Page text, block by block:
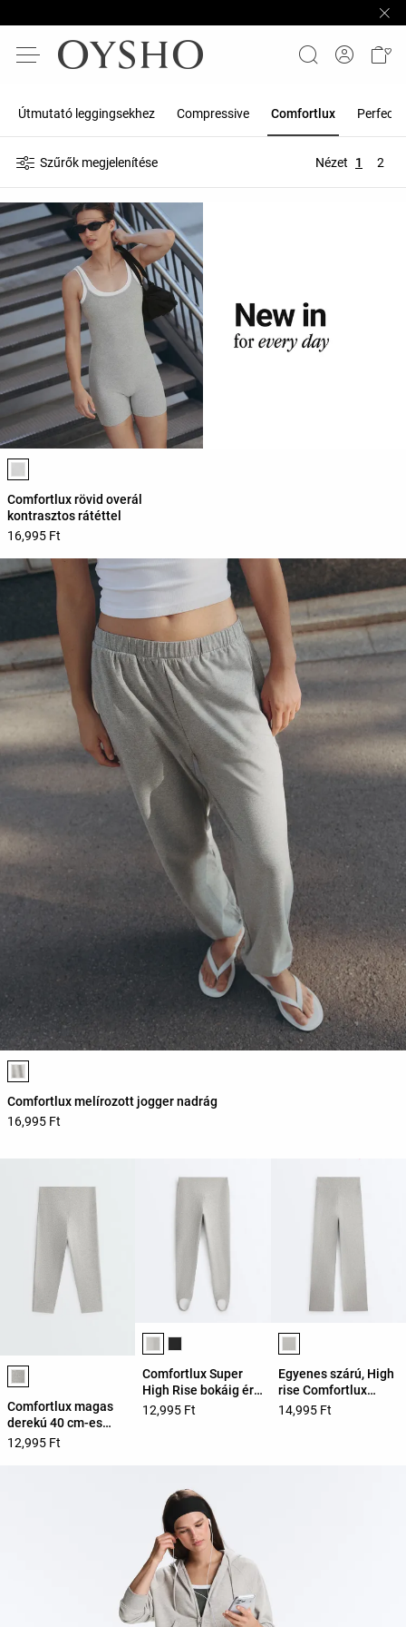
Útmutató leggingsekhez Compressive Comfortlux Perfect-
Szűrők megjelenítése Nézet 1 2
Termékszínek listája
Comfortlux rövid overál
kontrasztos rátéttel
16,995 Ft
Termékszínek listája
Comfortlux melírozott jogger nadrág
16,995 Ft
Termékszínek listája
Comfortlux magas
derekú 40 cm-es
capri leggings
12,995 Ft
Termékszínek listája
Comfortlux Super
High Rise bokáig érő
leggings
12,995 Ft
Termékszínek
Egyenes szárú, High
rise Comfortlux
vigoré nadrág
14,995 Ft